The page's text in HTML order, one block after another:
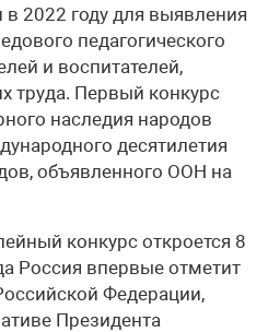
2022 году для выявления
педагогического
и воспитателей,
труда. Первый конкурс
наследия народов
десятилетия
объявленного ООН на
конкурс откроется 8
Россия впервые отметит
Федерации,
Президента